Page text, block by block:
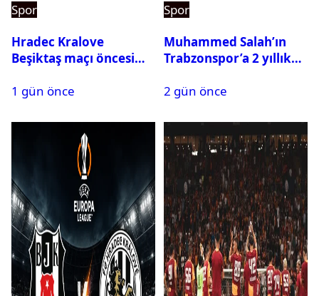
Spor
Hradec Kralove
Beşiktaş maçı öncesi
Siyah-Beyazlıların 11’i
1 gün önce
Spor
Muhammed Salah’ın
Trabzonspor’a 2 yıllık
2 gün önce